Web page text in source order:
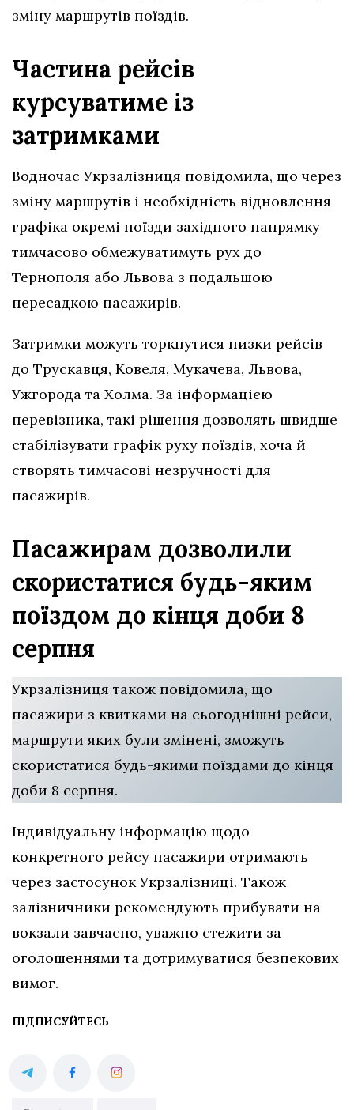
зміну маршрутів поїздів.
Частина рейсів
курсуватиме із
затримками
Водночас Укрзалізниця повідомила, що через
зміну маршрутів і необхідність відновлення
графіка окремі поїзди західного напрямку
тимчасово обмежуватимуть рух до
Тернополя або Львова з подальшою
пересадкою пасажирів.
Затримки можуть торкнутися низки рейсів
до Трускавця, Ковеля, Мукачева, Львова,
Ужгорода та Холма. За інформацією
перевізника, такі рішення дозволять швидше
стабілізувати графік руху поїздів, хоча й
створять тимчасові незручності для
пасажирів.
Пасажирам дозволили
скористатися будь-яким
поїздом до кінця доби 8
серпня
Укрзалізниця також повідомила, що
пасажири з квитками на сьогоднішні рейси,
маршрути яких були змінені, зможуть
скористатися будь-якими поїздами до кінця
доби 8 серпня.
Індивідуальну інформацію щодо
конкретного рейсу пасажири отримають
через застосунок Укрзалізниці. Також
залізничники рекомендують прибувати на
вокзали завчасно, уважно стежити за
оголошеннями та дотримуватися безпекових
вимог.
ПІДПИСУЙТЕСЬ